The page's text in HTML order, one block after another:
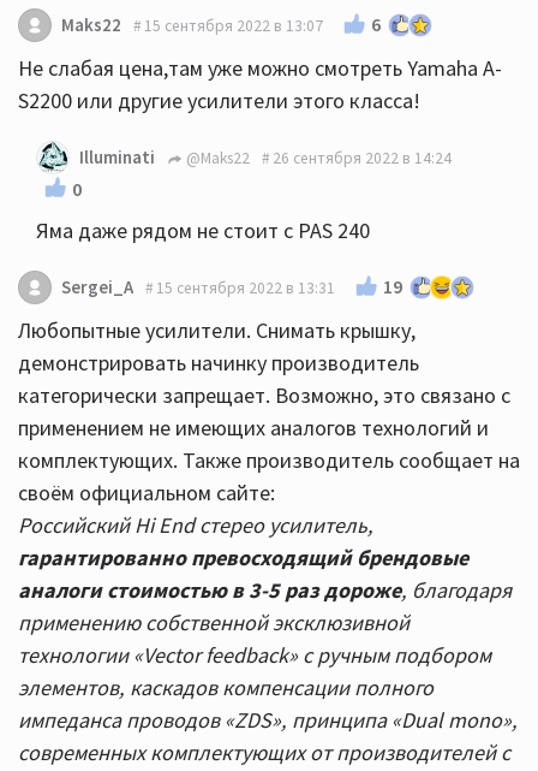
Maks22 15 сентября 2022 в 13:07 6
Не слабая цена,там уже можно смотреть Yamaha A-
S2200 или другие усилители этого класса!
Illuminati @Maks22 26 сентября 2022 в 14:24
0
Яма даже рядом не стоит с PAS 240
Sergei_A 15 сентября 2022 в 13:31 19
Любопытные усилители. Снимать крышку,
демонстрировать начинку производитель
категорически запрещает. Возможно, это связано с
применением не имеющих аналогов технологий и
комплектующих. Также производитель сообщает на
своём официальном сайте:
Российский Hi End стерео усилитель,
гарантированно превосходящий брендовые
аналоги стоимостью в 3-5 раз дороже, благодаря
применению собственной эксклюзивной
технологии «Vector feedback» с ручным подбором
элементов, каскадов компенсации полного
импеданса проводов «ZDS», принципа «Dual mono»,
современных комплектующих от производителей с